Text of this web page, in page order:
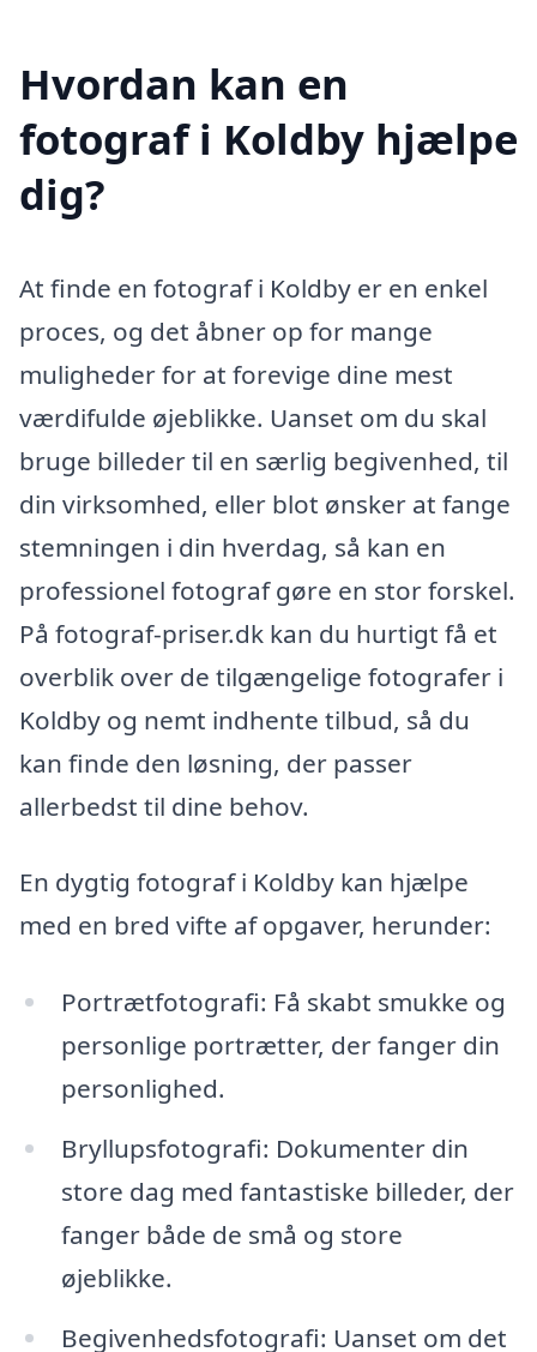
Hvordan kan en
fotograf i Koldby hjælpe
dig?
At finde en fotograf i Koldby er en enkel
proces, og det åbner op for mange
muligheder for at forevige dine mest
værdifulde øjeblikke. Uanset om du skal
bruge billeder til en særlig begivenhed, til
din virksomhed, eller blot ønsker at fange
stemningen i din hverdag, så kan en
professionel fotograf gøre en stor forskel.
På fotograf-priser.dk kan du hurtigt få et
overblik over de tilgængelige fotografer i
Koldby og nemt indhente tilbud, så du
kan finde den løsning, der passer
allerbedst til dine behov.
En dygtig fotograf i Koldby kan hjælpe
med en bred vifte af opgaver, herunder:
Portrætfotografi: Få skabt smukke og
personlige portrætter, der fanger din
personlighed.
Bryllupsfotografi: Dokumenter din
store dag med fantastiske billeder, der
fanger både de små og store
øjeblikke.
Begivenhedsfotografi: Uanset om det